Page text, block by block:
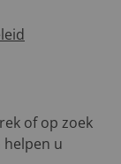
of op zoek
helpen u